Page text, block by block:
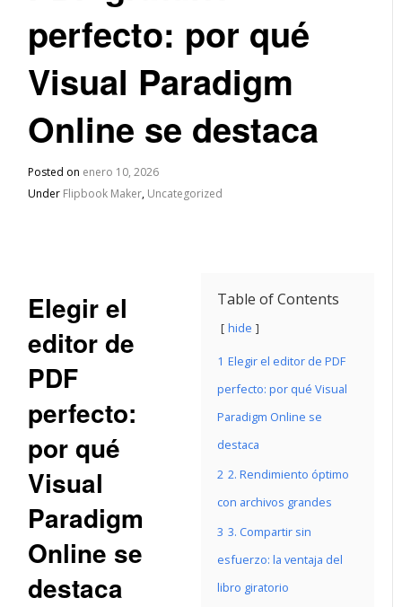
perfecto: por qué
Visual Paradigm
Online se destaca
Posted on enero 10, 2026
Under Flipbook Maker, Uncategorized
Table of Contents
hide
1 Elegir el editor de PDF
perfecto: por qué Visual
Paradigm Online se
destaca
2 2. Rendimiento óptimo
con archivos grandes
3 3. Compartir sin
esfuerzo: la ventaja del
libro giratorio
Elegir el
editor de
PDF
perfecto:
por qué
Visual
Paradigm
Online se
destaca